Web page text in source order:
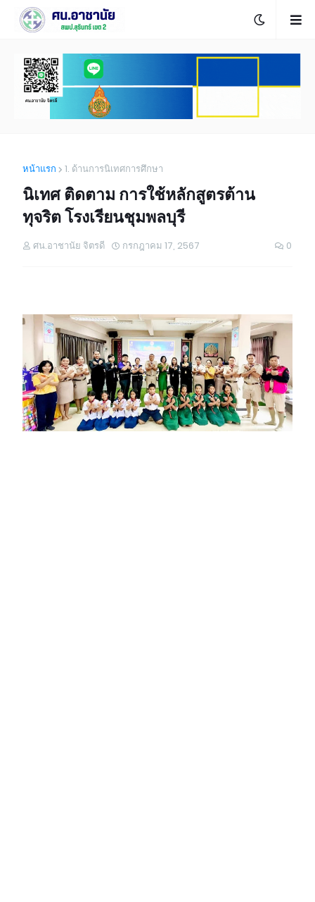
หน้าแรก 1. ด้านการนิเทศการศึกษา
นิเทศ ติดตาม การใช้หลักสูตรต้าน
ทุจริต โรงเรียนชุมพลบุรี
ศน.อาชานัย จิตรดี กรกฎาคม 17, 2567 0